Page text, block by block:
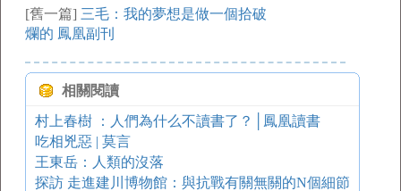
[舊一篇] 三毛：我的夢想是做一個拾破
爛的 鳳凰副刊
相關閱讀
村上春樹 ：人們為什么不讀書了？│鳳凰讀書
吃相兇惡 | 莫言
王東岳：人類的沒落
探訪 走進建川博物館：與抗戰有關無關的N個細節